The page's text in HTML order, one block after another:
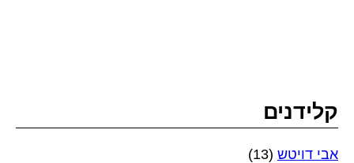
קלידנים
אבי דויטש (13)